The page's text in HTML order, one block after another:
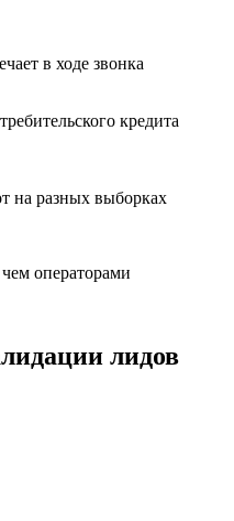
в ходе звонка
кредита
на разных выборках
операторами
лидов